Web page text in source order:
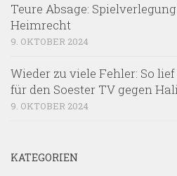
Teure Absage:
Heimrecht
9. OKTOBER 2024
Wieder zu viele Fehler: So
für den Soester TV gegen
9. OKTOBER 2024
KATEGORIEN